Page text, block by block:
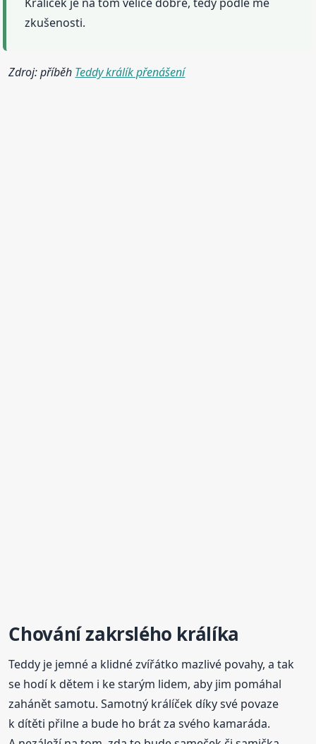
zkušenosti.
Zdroj: příběh Teddy králík přenášení
Chování zakrslého králíka
Teddy je jemné a klidné zvířátko mazlivé povahy, a tak
se hodí k dětem i ke starým lidem, aby jim pomáhal
zahánět samotu. Samotný králíček díky své povaze
k dítěti přilne a bude ho brát za svého kamaráda.